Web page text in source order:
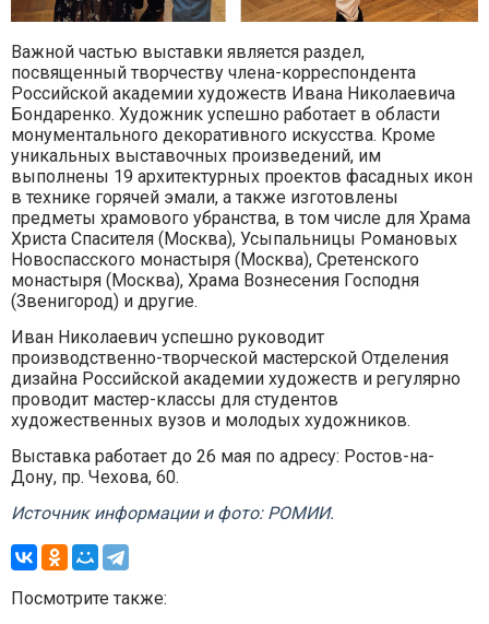
Важной частью выставки является раздел,
посвященный творчеству члена-корреспондента
Российской академии художеств Ивана Николаевича
Бондаренко. Художник успешно работает в области
монументального декоративного искусства. Кроме
уникальных выставочных произведений, им
выполнены 19 архитектурных проектов фасадных икон
в технике горячей эмали, а также изготовлены
предметы храмового убранства, в том числе для Храма
Христа Спасителя (Москва), Усыпальницы Романовых
Новоспасского монастыря (Москва), Сретенского
монастыря (Москва), Храма Вознесения Господня
(Звенигород) и другие.
Иван Николаевич успешно руководит
производственно-творческой мастерской Отделения
дизайна Российской академии художеств и регулярно
проводит мастер-классы для студентов
художественных вузов и молодых художников.
Выставка работает до 26 мая по адресу: Ростов-на-
Дону, пр. Чехова, 60.
Источник информации и фото: РОМИИ.
Посмотрите также: